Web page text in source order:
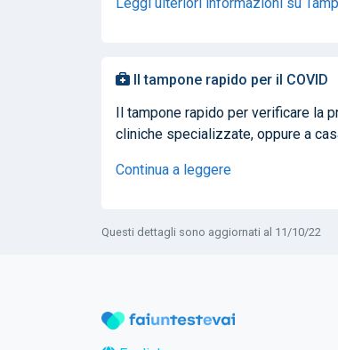
Il tampone rapido per il COVID
Il tampone rapido per verificare la
cliniche specializzate, oppure a
Continua a leggere
Questi dettagli sono aggiornati al 11/10/22